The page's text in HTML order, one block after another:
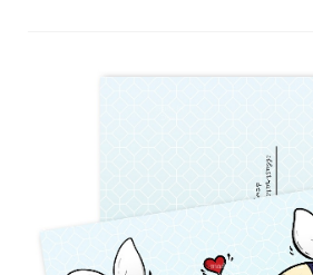
Portfolio
Over Dewy